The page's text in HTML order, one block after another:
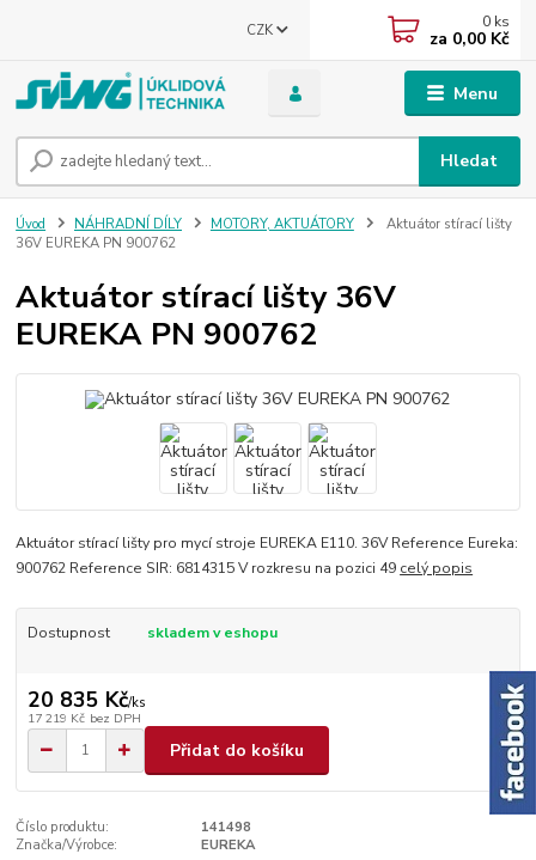
Menu
CZK
Hledat
0 ks
za 0,00 Kč
Úvod NÁHRADNÍ DÍLY MOTORY, AKTUÁTORY
Aktuátor stírací lišty
36V EUREKA PN 900762
Aktuátor stírací lišty 36V
EUREKA PN 900762
Aktuátor stírací lišty pro mycí stroje EUREKA E110. 36V Reference Eureka:
900762 Reference SIR: 6814315 V rozkresu na pozici 49 celý popis
Dostupnost skladem v eshopu
20 835 Kč/ks
17 219 Kč bez DPH
Přidat do košíku
Číslo produktu:
141498
Značka/Výrobce:
EUREKA